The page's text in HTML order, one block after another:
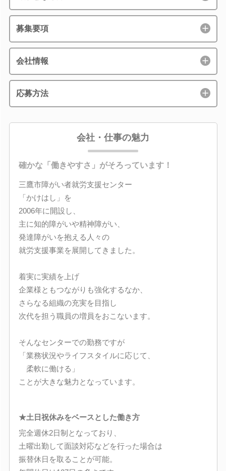
募集要項
会社情報
応募方法
会社・仕事の魅力
確かな「働きやすさ」がそろっています！
三鷹市障がい者就労支援センター
「かけはし」を
2006年に開設し、
主に知的障がいや精神障がい、
発達障がいを抱える人々の
就労支援事業を展開してきました。
着実に実績を上げ
企業様ともつながりも強化するなか、
さらなる組織の充実を目指し
次代を担う職員の増員をおこないます。
そんなセンターでの勤務ですが
「業務状況やライフスタイルに応じて、
柔軟に働ける」
ことが大きな魅力となっています。
★土日祝休みをベースとした働き方
完全週休2日制となっており、
土曜出勤して面談対応などを行った場合は
振替休日を取ることが可能。